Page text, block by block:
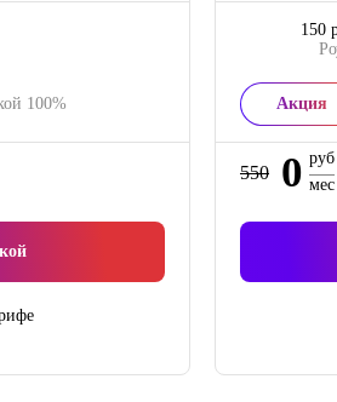
100%
150
Акция
550 0 руб
мес